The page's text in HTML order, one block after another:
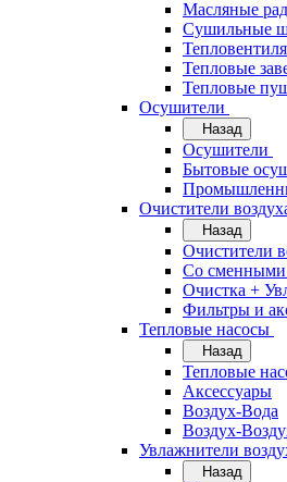
Масляные
Сушильные
Тепловые
Тепловые
Осушители
Назад
Осушители
Бытовые
Очистители
Назад
Очистители
Cо сменными
Очистка +
Фильтры и
Тепловые насосы
Назад
Тепловые
Аксессуары
Воздух-Вода
Воздух-
Увлажнители
Назад